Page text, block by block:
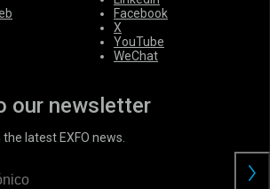
Facebook
X
YouTube
WeChat
our newsletter
latest EXFO news.